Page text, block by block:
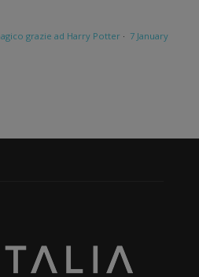
grazie ad Harry Potter · 7 January